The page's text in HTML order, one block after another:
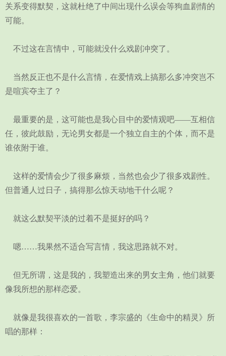
关系变得默契，这就杜绝了中间出现什么误会等狗血剧情的
可能。
不过这在言情中，可能就没什么戏剧冲突了。
当然反正也不是什么言情，在爱情戏上搞那么多冲突岂不
是喧宾夺主了？
最重要的是，这可能也是我心目中的爱情观吧——互相信
任，彼此鼓励，无论男女都是一个独立自主的个体，而不是
谁依附于谁。
这样的爱情会少了很多麻烦，当然也会少了很多戏剧性。
但普通人过日子，搞得那么惊天动地干什么呢？
就这么默契平淡的过着不是挺好的吗？
嗯……我果然不适合写言情，我这思路就不对。
但无所谓，这是我的，我塑造出来的男女主角，他们就要
像我所想的那样恋爱。
就像是我很喜欢的一首歌，李宗盛的《生命中的精灵》所
唱的那样：